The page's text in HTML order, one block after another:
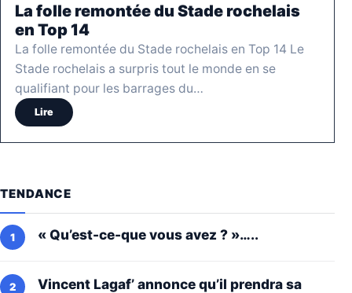
La folle remontée du Stade rochelais
en Top 14
La folle remontée du Stade rochelais en Top 14 Le
Stade rochelais a surpris tout le monde en se
qualifiant pour les barrages du…
Lire
TENDANCE
« Qu’est-ce-que vous avez ? »…..
Vincent Lagaf’ annonce qu’il prendra sa